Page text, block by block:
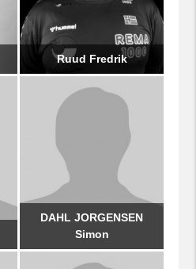
Ruud Fredrik
DAHL JORGENSEN
Simon